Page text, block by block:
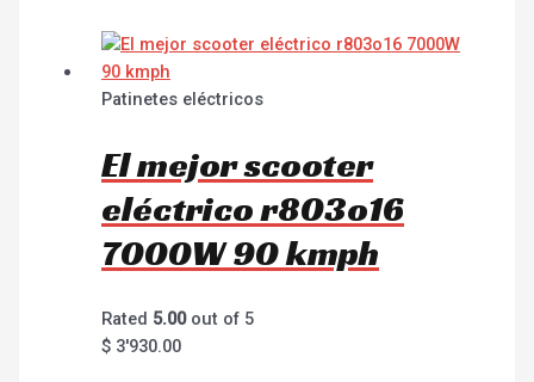
Patinetes eléctricos
El mejor scooter
eléctrico r803o16
7000W 90 kmph
Rated 5.00out of 5
$ 3'930.00